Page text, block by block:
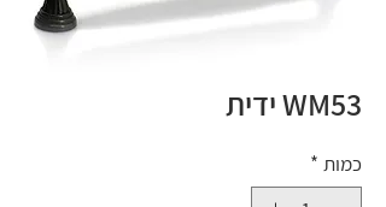
WM53 ידית
כמות *